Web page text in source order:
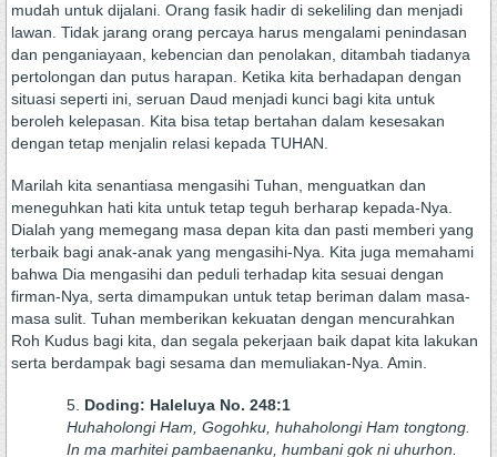
mudah untuk dijalani. Orang fasik hadir di sekeliling dan menjadi
lawan. Tidak jarang orang percaya harus mengalami penindasan
dan penganiayaan, kebencian dan penolakan, ditambah tiadanya
pertolongan dan putus harapan. Ketika kita berhadapan dengan
situasi seperti ini, seruan Daud menjadi kunci bagi kita untuk
beroleh kelepasan. Kita bisa tetap bertahan dalam kesesakan
dengan tetap menjalin relasi kepada TUHAN.
Marilah kita senantiasa mengasihi Tuhan, menguatkan dan
meneguhkan hati kita untuk tetap teguh berharap kepada-Nya.
Dialah yang memegang masa depan kita dan pasti memberi yang
terbaik bagi anak-anak yang mengasihi-Nya. Kita juga memahami
bahwa Dia mengasihi dan peduli terhadap kita sesuai dengan
firman-Nya, serta dimampukan untuk tetap beriman dalam masa-
masa sulit. Tuhan memberikan kekuatan dengan mencurahkan
Roh Kudus bagi kita, dan segala pekerjaan baik dapat kita lakukan
serta berdampak bagi sesama dan memuliakan-Nya. Amin.
Doding: Haleluya No. 248:1
Huhaholongi Ham, Gogohku, huhaholongi Ham tongtong.
In ma marhitei pambaenanku, humbani gok ni uhurhon.